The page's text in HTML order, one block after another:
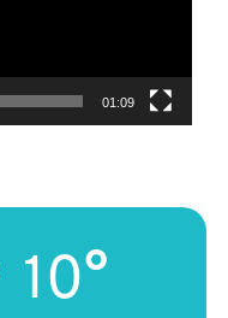
01:09
10°